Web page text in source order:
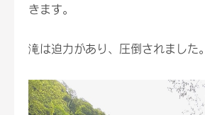
きます。
滝は迫力があり、圧倒されました。